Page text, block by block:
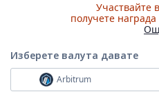
Участвайте
получете
Изберете валута давате
Arbitrum